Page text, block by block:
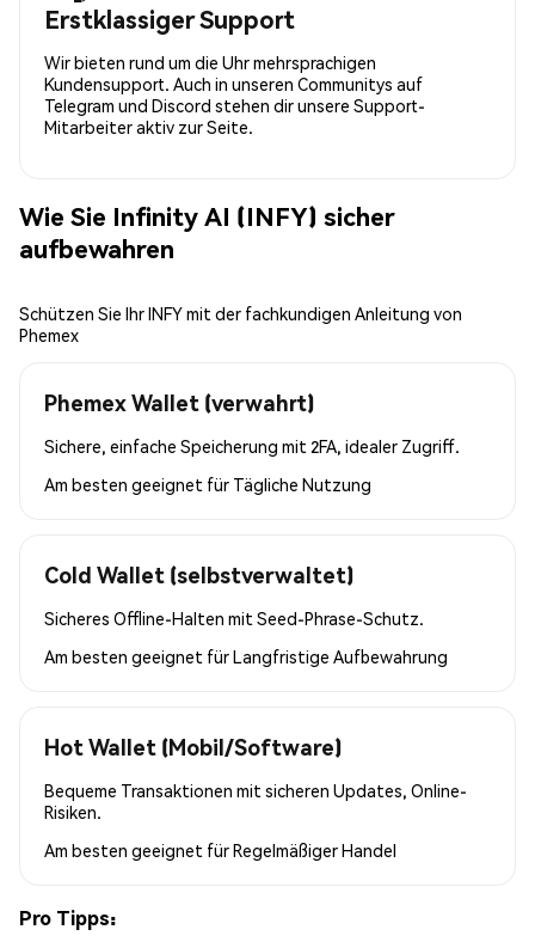
Erstklassiger Support
Wir bieten rund um die Uhr mehrsprachigen
Kundensupport. Auch in unseren Communitys auf
Telegram und Discord stehen dir unsere Support-
Mitarbeiter aktiv zur Seite.
Wie Sie Infinity AI (INFY) sicher
aufbewahren
Schützen Sie Ihr INFY mit der fachkundigen Anleitung von
Phemex
Phemex Wallet (verwahrt)
Sichere, einfache Speicherung mit 2FA, idealer Zugriff.
Am besten geeignet für Tägliche Nutzung
Cold Wallet (selbstverwaltet)
Sicheres Offline-Halten mit Seed-Phrase-Schutz.
Am besten geeignet fürLangfristige Aufbewahrung
Hot Wallet (Mobil/Software)
Bequeme Transaktionen mit sicheren Updates, Online-
Risiken.
Am besten geeignet fürRegelmäßiger Handel
Pro Tipps: